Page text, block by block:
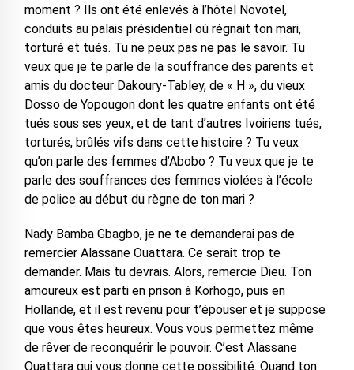
moment ? Ils ont été enlevés à l’hôtel Novotel,
conduits au palais présidentiel où régnait ton mari,
torturé et tués. Tu ne peux pas ne pas le savoir. Tu
veux que je te parle de la souffrance des parents et
amis du docteur Dakoury-Tabley, de « H », du vieux
Dosso de Yopougon dont les quatre enfants ont été
tués sous ses yeux, et de tant d’autres Ivoiriens tués,
torturés, brûlés vifs dans cette histoire ? Tu veux
qu’on parle des femmes d’Abobo ? Tu veux que je te
parle des souffrances des femmes violées à l’école
de police au début du règne de ton mari ?
Nady Bamba Gbagbo, je ne te demanderai pas de
remercier Alassane Ouattara. Ce serait trop te
demander. Mais tu devrais. Alors, remercie Dieu. Ton
amoureux est parti en prison à Korhogo, puis en
Hollande, et il est revenu pour t’épouser et je suppose
que vous êtes heureux. Vous vous permettez même
de rêver de reconquérir le pouvoir. C’est Alassane
Ouattara qui vous donne cette possibilité. Quand ton